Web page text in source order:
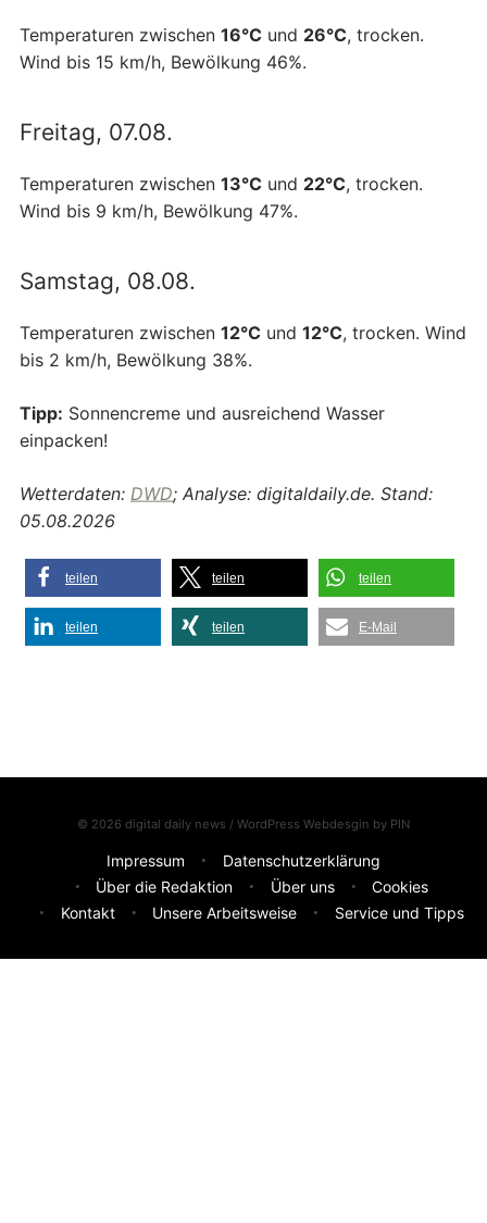
Temperaturen zwischen 16°C und 26°C, trocken.
Wind bis 15 km/h, Bewölkung 46%.
Freitag, 07.08.
Temperaturen zwischen 13°C und 22°C, trocken.
Wind bis 9 km/h, Bewölkung 47%.
Samstag, 08.08.
Temperaturen zwischen 12°C und 12°C, trocken. Wind
bis 2 km/h, Bewölkung 38%.
Tipp: Sonnencreme und ausreichend Wasser
einpacken!
Wetterdaten: DWD; Analyse: digitaldaily.de. Stand:
05.08.2026
teilen teilen teilen
teilen teilen E-Mail
© 2026 digital daily news / WordPress Webdesgin by PIN
Impressum
Datenschutzerklärung
Über die Redaktion
Über uns
Cookies
Kontakt
Unsere Arbeitsweise Service und Tipps